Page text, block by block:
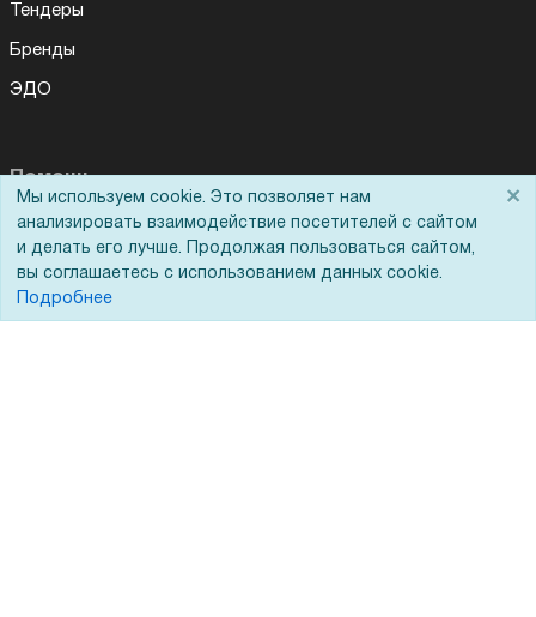
Тендеры
Бренды
ЭДО
Помощь
Вопрос-ответ
Реквизиты
Гарантии и возврат
Мы используем cookie. Это позволяет нам
анализировать взаимодействие посетителей с сайтом
и делать его лучше. Продолжая пользоваться сайтом,
вы соглашаетесь с использованием данных cookie.
Подробнее
×